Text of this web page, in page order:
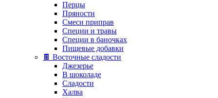
Перцы
Пряности
Смеси приправ
Специи и травы
Специи в баночках
Пищевые добавки
🍫 Восточные сладости
Джезерье
В шоколаде
Сладости
Халва